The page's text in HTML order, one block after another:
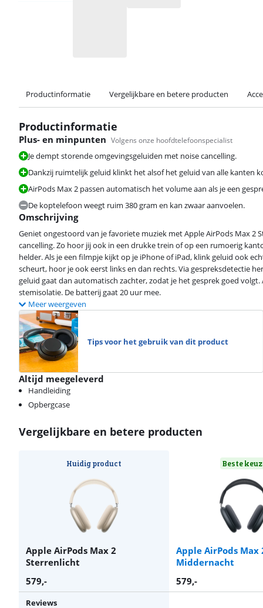
Productinformatie Vergelijkbare en betere producten
Productinformatie
Plus- en minpunten Volgens onze hoofdtelefoonspecialist
Je dempt storende omgevingsgeluiden met noise cancelling.
Dankzij ruimtelijk geluid klinkt het alsof het geluid van alle kanten
AirPods Max 2 passen automatisch het volume aan als je een
De koptelefoon weegt ruim 380 gram en kan zwaar aanvoelen.
Omschrijving
Geniet ongestoord van je favoriete muziek met Apple AirPods Max
cancelling. Zo hoor jij ook in een drukke trein of op een rumoerig
helder. Als je een filmpje kijkt op je iPhone of iPad, klink geluid ook
scheurt, hoor je ook eerst links en dan rechts. Via gespreksdetectie
geluid gaat dan automatisch zachter, zodat je het gesprek goed
stemisolatie. De batterij gaat 20 uur mee.
Meer weergeven
Tips voor het gebruik van dit product
Altijd meegeleverd
Handleiding
Opbergcase
Vergelijkbare en betere producten
Huidig product
Apple AirPods Max 2
Sterrenlicht
Beste
Apple AirPods Max
Middernacht
579,- 579,-
Reviews